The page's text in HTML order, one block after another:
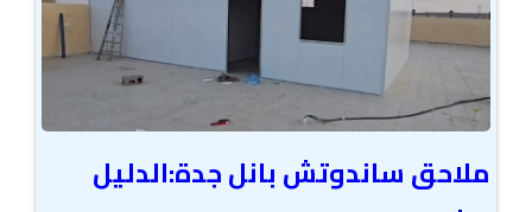
ملاحق ساندوتش بانل جدة:الدليل